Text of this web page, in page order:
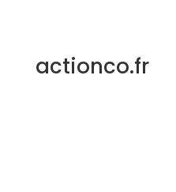
actionco.fr